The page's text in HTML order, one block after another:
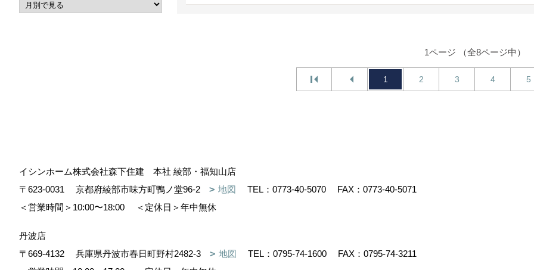
1ページ （全8ページ中）
1 2 3 4 5
イシンホーム株式会社森下住建 本社 綾部・福知山店
〒623-0031
京都府綾部市味方町鴨ノ堂96-2 地図 TEL： 0773-40-5070
FAX：0773-40-5071
＜営業時間＞10:00〜18:00
＜定休日＞年中無休
丹波店
〒669-4132
兵庫県丹波市春日町野村2482-3 地図 TEL： 0795-74-1600
FAX：0795-74-3211